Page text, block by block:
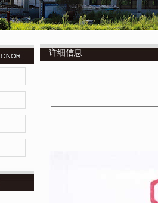
详细信息